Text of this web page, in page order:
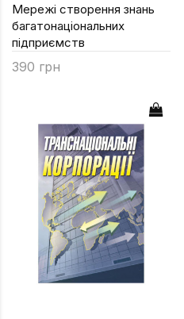
Мережі створення знань
багатонаціональних
підприємств
390 грн